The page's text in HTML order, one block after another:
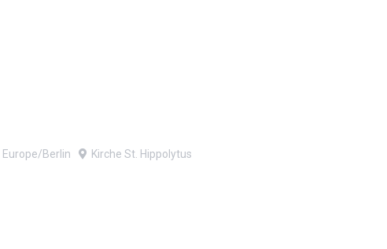
Europe/Berlin Kirche St. Hippolytus